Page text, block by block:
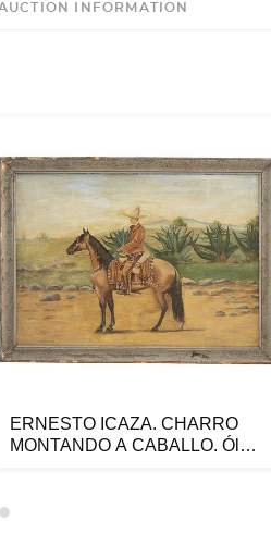
INFORMATION
ERNESTO ICAZA. CHARRO
MONTANDO A CABALLO. Óleo